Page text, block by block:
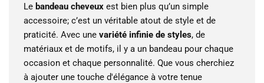
Le bandeau cheveux est bien plus qu’un simple
accessoire; c’est un véritable atout de style et de
praticité. Avec une variété infinie de styles, de
matériaux et de motifs, il y a un bandeau pour chaque
occasion et chaque personnalité. Que vous cherchiez
à ajouter une touche d'élégance à votre tenue